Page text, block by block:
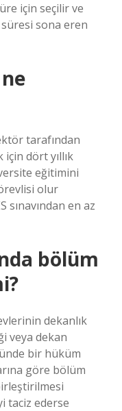
için seçilir ve
sona eren
tarafından
dört yıllık
eğitimini
olur
en az
bölüm
dekanlık
veya dekan
bir hüküm
göre bölüm
taciz ederse